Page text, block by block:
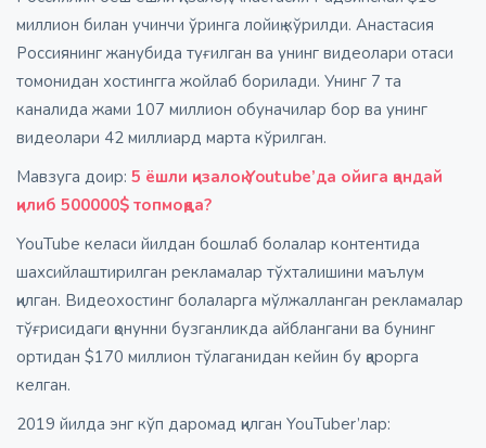
миллион билан учинчи ўринга лойиқ кўрилди. Анастасия
Россиянинг жанубида туғилган ва унинг видеолари отаси
томонидан хостингга жойлаб борилади. Унинг 7 та
каналида жами 107 миллион обуначилар бор ва унинг
видеолари 42 миллиард марта кўрилган.
Мавзуга доир: 5 ёшли қизалоқ Youtube’да ойига қандай
қилиб 500000$ топмоқда?
YouTube келаси йилдан бошлаб болалар контентида
шахсийлаштирилган рекламалар тўхталишини маълум
қилган. Видеохостинг болаларга мўлжалланган рекламалар
тўғрисидаги қонунни бузганликда айблангани ва бунинг
ортидан $170 миллион тўлаганидан кейин бу қарорга
келган.
2019 йилда энг кўп даромад қилган YouTuber’лар: